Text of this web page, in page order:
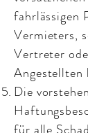
fahrlässigen
Vermieters,
Vertreter
Angestellten
Die